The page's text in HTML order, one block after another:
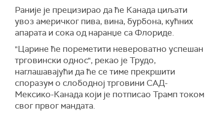
Раније је прецизирао да ће Канада циљати
увоз америчког пива, вина, бурбона, кућних
апарата и сока од наранџе са Флориде.
"Царине ће пореметити невероватно успешан
трговински однос", рекао је Трудо,
наглашавајући да ће се тиме прекршити
споразум о слободној трговини САД-
Мексико-Канада који је потписао Трамп током
свог првог мандата.